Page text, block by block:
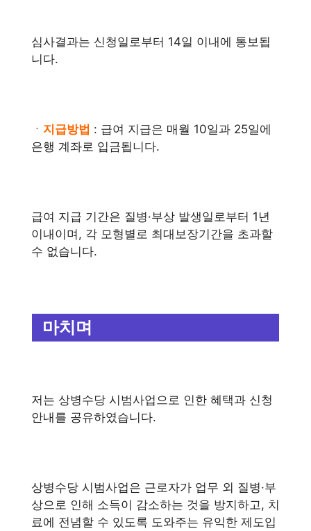
심사결과는 신청일로부터 14일 이내에 통보됩
니다.
ㆍ 지급방법 : 급여 지급은 매월 10일과 25일에
은행 계좌로 입금됩니다.
급여 지급 기간은 질병·부상 발생일로부터 1년
이내이며, 각 모형별로 최대보장기간을 초과할
수 없습니다.
마치며
저는 상병수당 시범사업으로 인한 혜택과 신청
안내를 공유하였습니다.
상병수당 시범사업은 근로자가 업무 외 질병·부
상으로 인해 소득이 감소하는 것을 방지하고, 치
료에 전념할 수 있도록 도와주는 유익한 제도입